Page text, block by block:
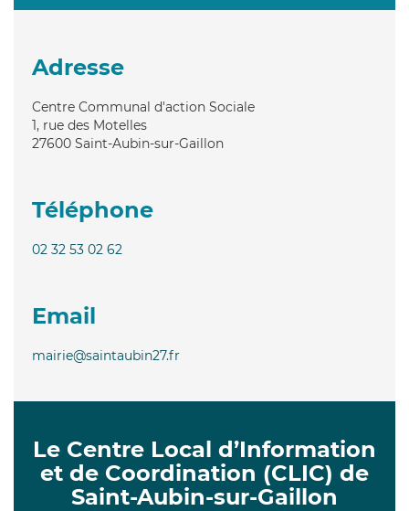
Adresse
Centre Communal d'action Sociale
1, rue des Motelles
27600 Saint-Aubin-sur-Gaillon
Téléphone
02 32 53 02 62
Email
mairie@saintaubin27.fr
Le Centre Local d’Information
et de Coordination (CLIC) de
Saint-Aubin-sur-Gaillon